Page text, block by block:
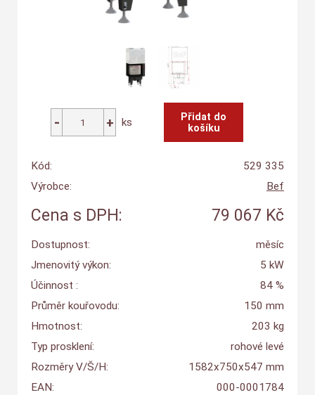
ks
Kód:
529 335
Výrobce:
Bef
Cena s DPH: 79 067 Kč
Dostupnost:
měsíc
Jmenovitý výkon:
5 kW
Účinnost :
84 %
Průměr kouřovodu:
150 mm
Hmotnost:
203 kg
Typ prosklení:
rohové levé
Rozměry V/Š/H:
1582x750x547 mm
EAN:
000-0001784